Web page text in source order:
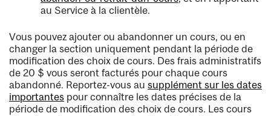
au Service à la clientèle.
Vous pouvez ajouter ou abandonner un cours, ou en
changer la section uniquement pendant la période de
modification des choix de cours. Des frais administratifs
de 20 $ vous seront facturés pour chaque cours
abandonné. Reportez-vous au supplément sur les dates
importantes pour connaître les dates précises de la
période de modification des choix de cours. Les cours